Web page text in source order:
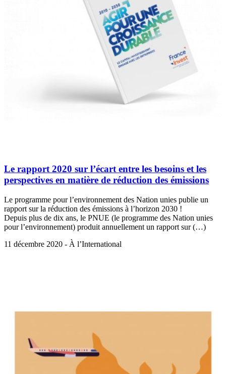
Le rapport 2020 sur l’écart entre les besoins et les
perspectives en matière de réduction des émissions
Le programme pour l’environnement des Nation unies publie un
rapport sur la réduction des émissions à l’horizon 2030 !
Depuis plus de dix ans, le PNUE (le programme des Nation unies
pour l’environnement) produit annuellement un rapport sur (…)
11 décembre 2020 - À l’International